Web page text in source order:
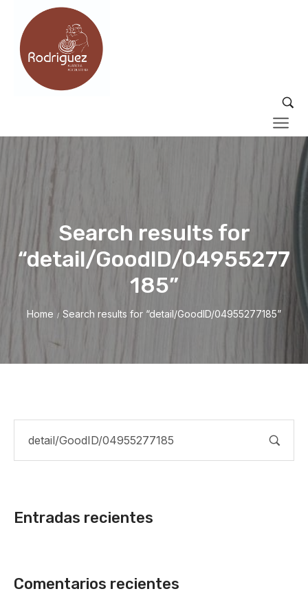
Search results for
“detail/GoodID/04955277
185”
Home / Search results for “detail/GoodID/04955277185”
Entradas recientes
Comentarios recientes